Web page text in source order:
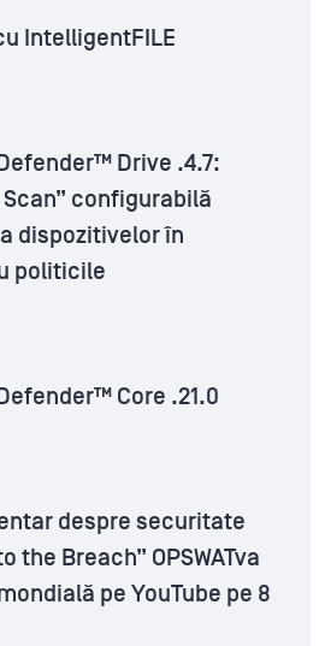
IntelligentFILE
Drive .4.7:
configurabilă
dispozitivelor în
politicile
Core .21.0
despre securitate
the Breach” OPSWATva
pe YouTube pe 8